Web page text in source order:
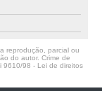
reprodução, parcial ou
do autor. Crime de
9610/98 - Lei de direitos